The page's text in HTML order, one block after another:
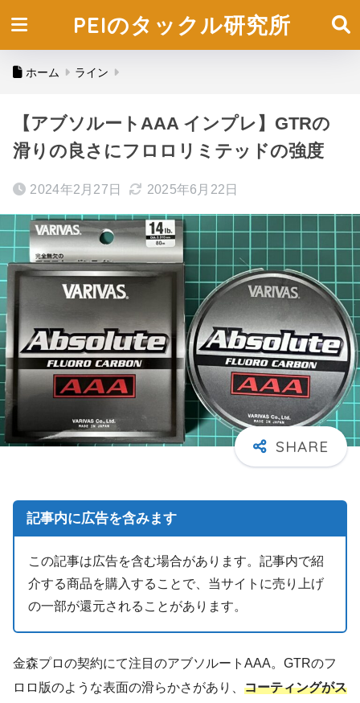
PEIのタックル研究所
ホーム ライン
【アブソルートAAA インプレ】GTRの
滑りの良さにフロロリミテッドの強度
2024年2月27日 2025年6月22日
記事内に広告を含みます
この記事は広告を含む場合があります。記事内で紹
介する商品を購入することで、当サイトに売り上げ
の一部が還元されることがあります。
金森プロの契約にて注目のアブソルートAAA。GTRのフ
ロロ版のような表面の滑らかさがあり、 コーティングがス